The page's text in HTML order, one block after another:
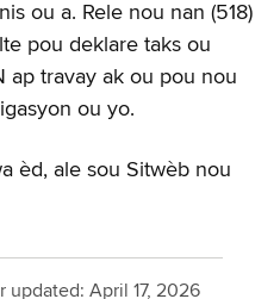
ou a. Rele nou nan (518)
pou deklare taks ou
ap travay ak ou pou nou
ou yo.
èd, ale sou Sitwèb nou
updated: April 17, 2026